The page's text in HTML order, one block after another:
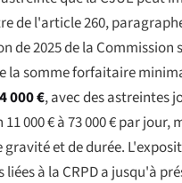
de l'article 260,
de 2025 de la Commission
la somme forfaitaire
000 €, avec des astreintes
000 € à 73 000 € par jour,
gravité et de durée.
à la CRPD a jusqu'à